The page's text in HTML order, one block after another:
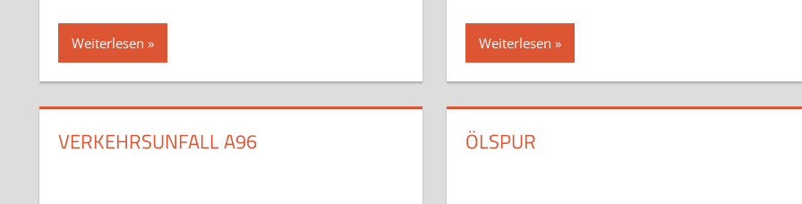
Weiterlesen Weiterlesen
VERKEHRSUNFALL A96 ÖLSPUR